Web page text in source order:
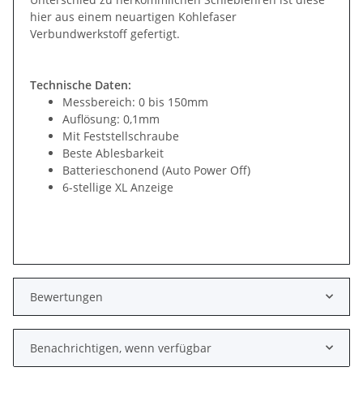
hier aus einem neuartigen Kohlefaser
Verbundwerkstoff gefertigt.
Technische Daten:
Messbereich: 0 bis 150mm
Auflösung: 0,1mm
Mit Feststellschraube
Beste Ablesbarkeit
Batterieschonend (Auto Power Off)
6-stellige XL Anzeige
Bewertungen
Benachrichtigen, wenn verfügbar